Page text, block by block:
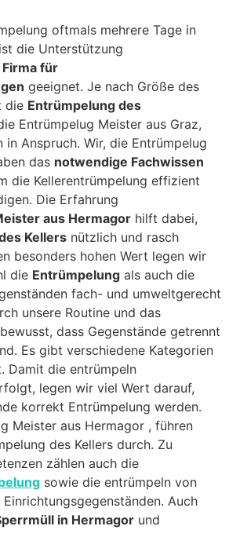
oftmals mehrere Tage in
die Unterstützung
Firma für
geeignet. Je nach Größe des
die Entrümpelung des
Entrümpelug Meister aus Graz,
in Anspruch. Wir, die Entrümpelug
das notwendige Fachwissen
die Kellerentrümpelung effizient
Die Erfahrung
aus Hermagor hilft dabei,
Kellers nützlich und rasch
besonders hohen Wert legen wir
die Entrümpelung als auch die
fach- und umweltgerecht
unsere Routine und das
dass Gegenstände getrennt
Es gibt verschiedene Kategorien
Damit die entrümpeln
legen wir viel Wert darauf,
korrekt Entrümpelung werden.
Meister aus Hermagor , führen
des Kellers durch. Zu
zählen auch die
sowie die entrümpeln von
Auch
in Hermagor und